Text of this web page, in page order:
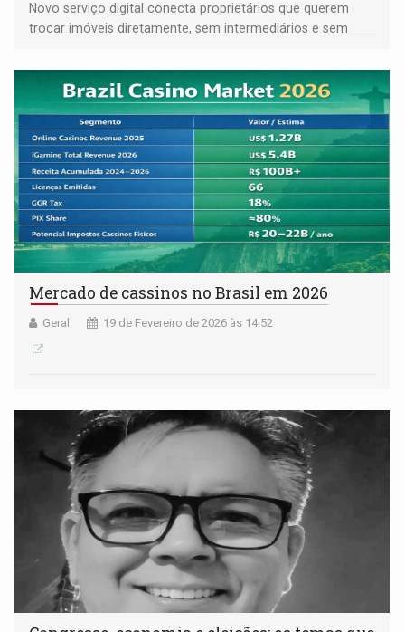
Novo serviço digital conecta proprietários que querem
trocar imóveis diretamente, sem intermediários e sem
Mercado de cassinos no Brasil em 2026
Geral 19 de Fevereiro de 2026 às 14:52